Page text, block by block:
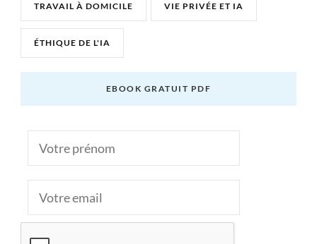
TRAVAIL À DOMICILE VIE PRIVÉE ET IA
ÉTHIQUE DE L'IA
EBOOK GRATUIT PDF